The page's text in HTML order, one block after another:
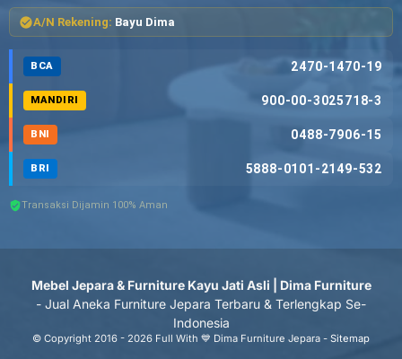
A/N Rekening: Bayu Dima
BCA 2470-1470-19
MANDIRI 900-00-3025718-3
BNI 0488-7906-15
BRI 5888-0101-2149-532
Transaksi Dijamin 100% Aman
Mebel Jepara & Furniture Kayu Jati Asli | Dima Furniture
- Jual Aneka Furniture Jepara Terbaru & Terlengkap Se-
Indonesia
© Copyright 2016 - 2026 Full With 💙 Dima Furniture Jepara - Sitemap